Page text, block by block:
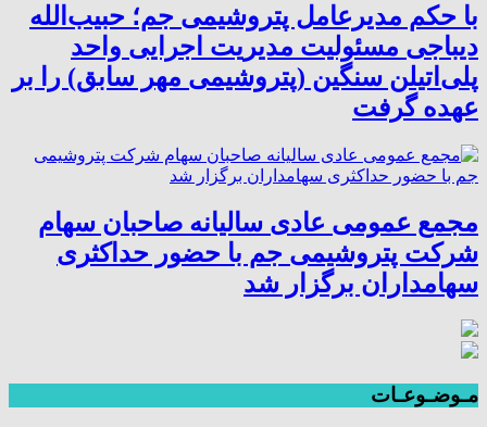
با حکم مدیرعامل پتروشیمی جم؛ حبیب‌الله
دیباجی مسئولیت مدیریت اجرایی واحد
پلی‌اتیلن سنگین (پتروشیمی مهر سابق) را بر
عهده گرفت
مجمع عمومی عادی سالیانه صاحبان سهام
شرکت پتروشیمی جم با حضور حداکثری
سهامداران برگزار شد
مـوضـوعـات